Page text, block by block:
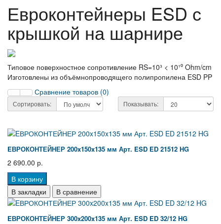
Евроконтейнеры ESD с
крышкой на шарнире
Типовое поверхностное сопротивление RS=10³ < 10¹⁰ Ohm/cm
Изготовлены из объёмнопроводящего полипропилена ESD PP
Сравнение товаров (0)
Сортировать: Показывать:
EВРОКОНТЕЙНЕР 200x150x135 мм Арт. ESD ED 21512 HG
2 690.00 р.
В корзину
В закладки
В сравнение
EВРОКОНТЕЙНЕР 300x200x135 мм Арт. ESD ED 32/12 HG